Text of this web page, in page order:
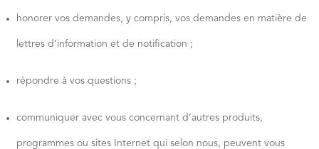
honorer vos demandes, y compris, vos demandes en matière de
lettres d’information et de notification ;
répondre à vos questions ;
communiquer avec vous concernant d’autres produits,
programmes ou sites Internet qui selon nous, peuvent vous